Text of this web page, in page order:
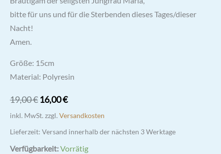
bitte für uns und für die Sterbenden dieses Tages/dieser
Nacht!
Amen.
Größe: 15cm
Material: Polyresin
19,00€ Ursprünglicher
Preis
war:
19,00 €
16,00€Aktueller
Preis
ist:
16,00 €.
inkl. MwSt. zzgl. Versandkosten
Lieferzeit: Versand innerhalb der nächsten 3 Werktage
Verfügbarkeit:Vorrätig